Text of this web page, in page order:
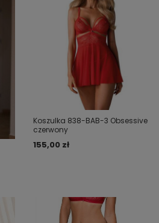
Koszulka 838-BAB-3 Obsessive
czerwony
155,00 zł